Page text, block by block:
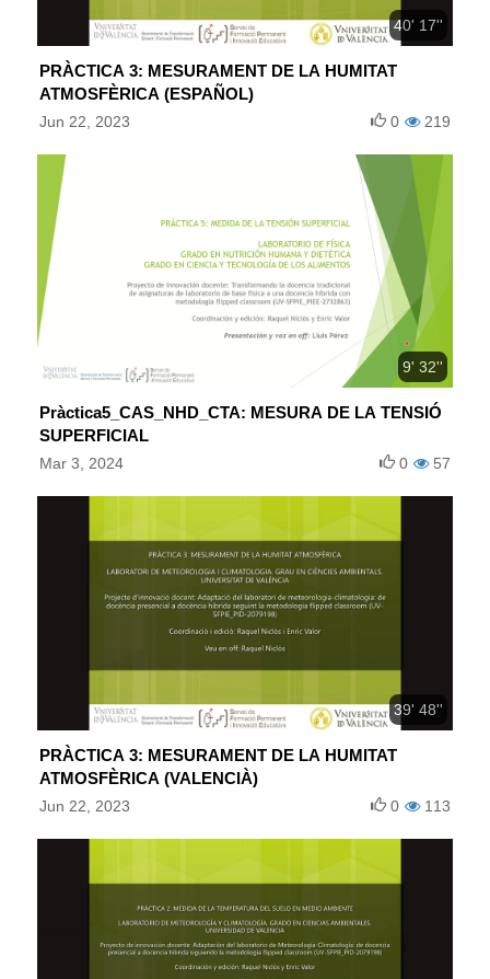
40' 17''
PRÀCTICA 3: MESURAMENT DE LA HUMITAT
ATMOSFÈRICA (ESPAÑOL)
Jun 22, 2023 219
0
9' 32''
Pràctica5_CAS_NHD_CTA: MESURA DE LA TENSIÓ
SUPERFICIAL
Mar 3, 2024 57
0
39' 48''
PRÀCTICA 3: MESURAMENT DE LA HUMITAT
ATMOSFÈRICA (VALENCIÀ)
Jun 22, 2023 113
0